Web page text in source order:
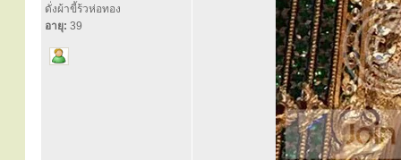
ดั่งผ้าขี้ร้วห่อทอง
อายุ: 39